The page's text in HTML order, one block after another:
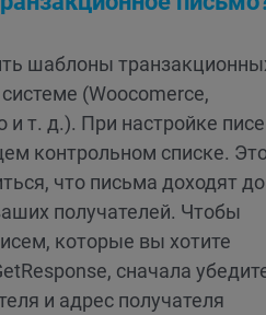
шаблоны
(Woocomerce,
и т. д.). При настройке
контрольном списке.
что письма доходят до
получателей. Чтобы
которые вы хотите
сначала
и адрес получателя